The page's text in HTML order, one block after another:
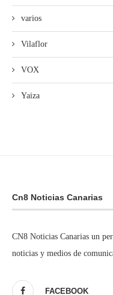
varios
Vilaflor
VOX
Yaiza
Cn8 Noticias Canarias
CN8 Noticias Canarias un
noticias y medios de
FACEBOOK